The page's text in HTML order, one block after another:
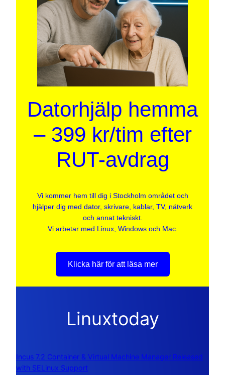
Datorhjälp hemma
– 399 kr/tim efter
RUT-avdrag
Vi kommer hem till dig i Stockholm området och
hjälper dig med dator, skrivare, kablar, TV, nätverk
och annat tekniskt.
Vi arbetar med Linux, Windows och Mac.
Klicka här för att läsa mer
Linuxtoday
Incus 7.2 Container & Virtual Machine Manager Released
with SELinux Support